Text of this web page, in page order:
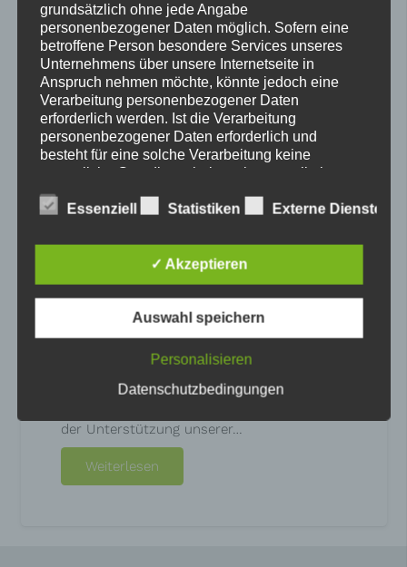
Das internationale Netzwerk POS
WIR ist Mitglied im internationalen Netzwerk
„Lebensbegleitung“ ist unser
der Unterstützung unserer…
Weiterlesen
grundsätzlich ohne jede Angabe
personenbezogener Daten möglich. Sofern eine
betroffene Person besondere Services unseres
Unternehmens über unsere Internetseite in
Anspruch nehmen möchte, könnte jedoch eine
Verarbeitung personenbezogener Daten
erforderlich werden. Ist die Verarbeitung
personenbezogener Daten erforderlich und
besteht für eine solche Verarbeitung keine
gesetzliche Grundlage, holen wir generell eine
Einwilligung der betroffenen Person ein.
akzeptieren möchten.
Allgemeine Cookies
Die nachfolgenden Cookies zählen zu den technisch
notwendigen Cookies.
Cookies von WordPress
Essenziell Statistiken Externe Dienste
✓ Akzeptieren
Auswahl speichern
Personalisieren
Datenschutzbedingungen